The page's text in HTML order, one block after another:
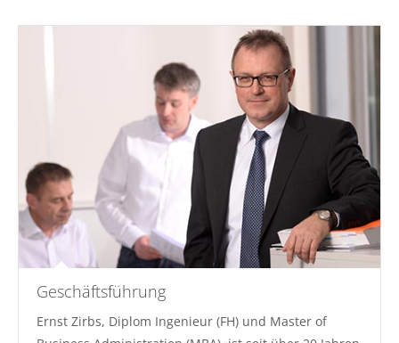
Geschäftsführung
Ernst Zirbs, Diplom Ingenieur (FH) und Master of